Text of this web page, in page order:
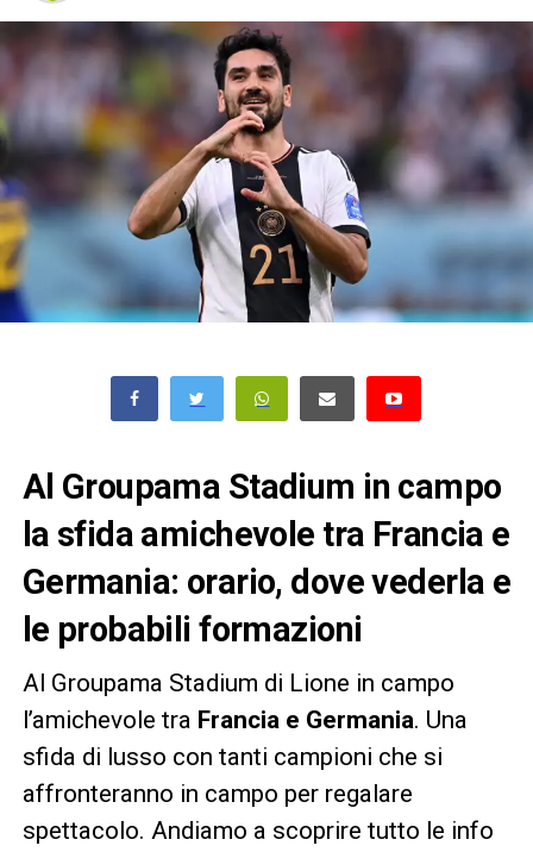
Al Groupama Stadium in campo
la sfida amichevole tra Francia e
Germania: orario, dove vederla e
le probabili formazioni
Al Groupama Stadium di Lione in campo
l’amichevole tra Francia e Germania. Una
sfida di lusso con tanti campioni che si
affronteranno in campo per regalare
spettacolo. Andiamo a scoprire tutto le info